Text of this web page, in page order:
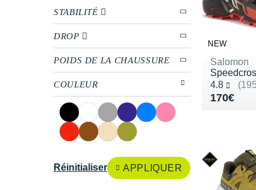
STABILITÉ
DROP
POIDS DE LA CHAUSSURE
COULEUR
Réinitialiser APPLIQUER
NEW
Salomon
4.8
Noté 4.8
170€
Vendu